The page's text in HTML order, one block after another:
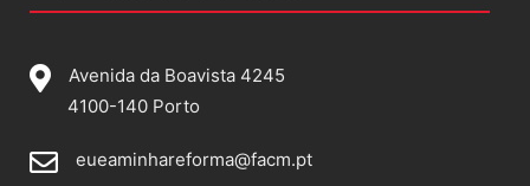
Avenida da Boavista 4245
4100-140 Porto
eueaminhareforma@facm.pt